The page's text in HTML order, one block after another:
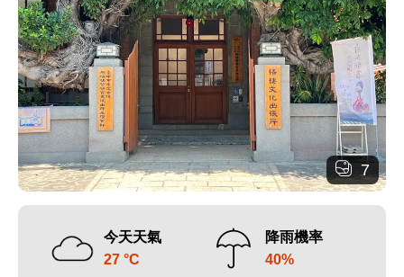
7
今天天氣
27 °C
降雨機率
40%